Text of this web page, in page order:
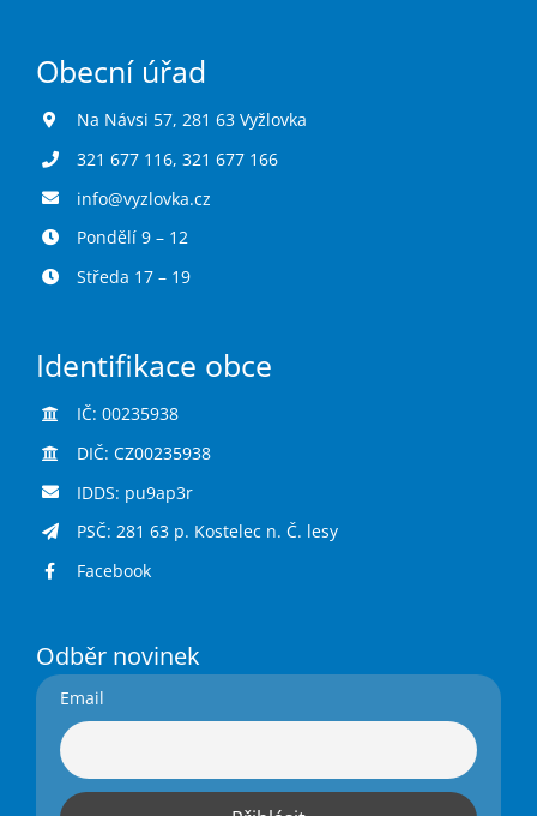
Obecní úřad
Na Návsi 57, 281 63 Vyžlovka
321 677 116, 321 677 166
info@vyzlovka.cz
Pondělí 9 – 12
Středa 17 – 19
Identifikace obce
IČ: 00235938
DIČ: CZ00235938
IDDS: pu9ap3r
PSČ: 281 63 p. Kostelec n. Č. lesy
Facebook
Odběr novinek
Email